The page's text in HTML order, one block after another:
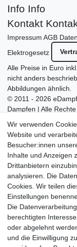
Info Info
Kontakt
Impressum AGB
Elektrogesetz
Alle Preise in Euro
nicht anders
Abbildungen ähnlich.
© 2011 - 2026
Dampfen | Alle
Bitte
betrieblicher
Schreiben Sie uns
Wir
Wir
Wir verwenden
Website und
Besucher:innen
Inhalte und Anzeigen
Drittanbietern
analysieren. Die
Cookies. Wir teilen
Einstellungen
Die
berechtigten
oder abgelehnt
und die Einwilligung